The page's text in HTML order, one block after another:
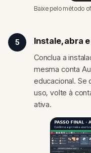
Baixe pelo método
5 Instale, abra
Conclua a
mesma conta
educacional. Se
uso, volte à
ativa.